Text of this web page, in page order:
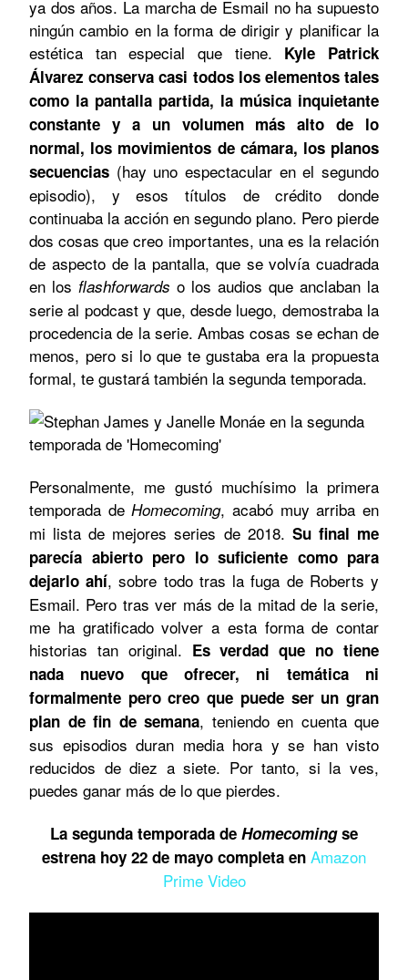
ya dos años. La marcha de Esmail no ha supuesto
ningún cambio en la forma de dirigir y planificar la
estética tan especial que tiene. Kyle Patrick
Álvarez conserva casi todos los elementos tales
como la pantalla partida, la música inquietante
constante y a un volumen más alto de lo
normal, los movimientos de cámara, los planos
secuencias (hay uno espectacular en el segundo
episodio), y esos títulos de crédito donde
continuaba la acción en segundo plano. Pero pierde
dos cosas que creo importantes, una es la relación
de aspecto de la pantalla, que se volvía cuadrada
en los flashforwards o los audios que anclaban la
serie al podcast y que, desde luego, demostraba la
procedencia de la serie. Ambas cosas se echan de
menos, pero si lo que te gustaba era la propuesta
formal, te gustará también la segunda temporada.
Personalmente, me gustó muchísimo la primera
temporada deHomecoming, acabó muy arriba en
mi lista de mejores series de 2018. Su final me
parecía abierto pero lo suficiente como para
dejarlo ahí, sobre todo tras la fuga de Roberts y
Esmail. Pero tras ver más de la mitad de la serie,
me ha gratificado volver a esta forma de contar
historias tan original. Es verdad que no tiene
nada nuevo que ofrecer, ni temática ni
formalmente pero creo que puede ser un gran
plan de fin de semana, teniendo en cuenta que
sus episodios duran media hora y se han visto
reducidos de diez a siete. Por tanto, si la ves,
puedes ganar más de lo que pierdes.
La segunda temporada de Homecomingse
estrena hoy 22 de mayo completa en Amazon
Prime Video